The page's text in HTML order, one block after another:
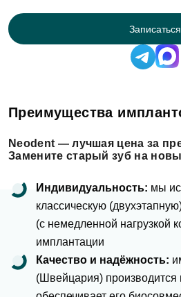
Записаться
Преимущества
Neodent — лучшая цена за
Замените старый зуб на
Индивидуальность: мы
классическую
(с немедленной нагрузкой
имплантации
Качество и надёжность:
(Швейцария) производится